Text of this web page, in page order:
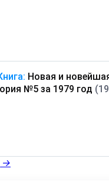
Новая и
№5 за 1979 год
→